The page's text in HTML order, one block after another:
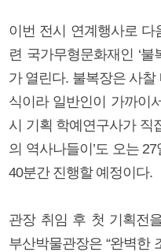
이번 전시 연계행사로
련 국가무형문화재인 ‘불
가 열린다. 불복장은 사
식이라 일반인이 가까이
시 기획 학예연구사가 직
의 역사나들이’도 오는
40분간 진행할 예정이다.
관장 취임 후 첫 기획전
부산박물관장은 “완벽한